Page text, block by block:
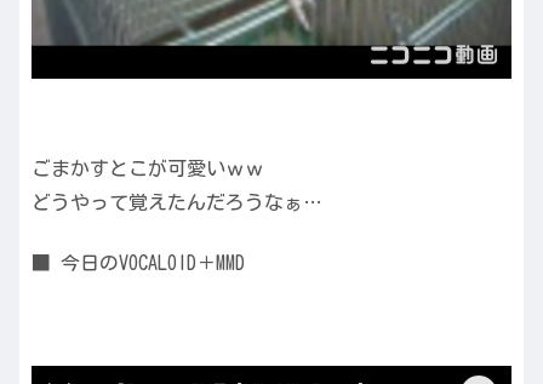
ごまかすとこが可愛いｗｗ
どうやって覚えたんだろうなぁ…
■ 今日のVOCALOID＋MMD